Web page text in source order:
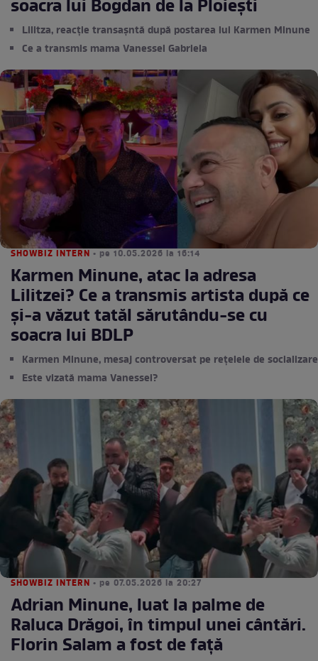
soacra lui Bogdan de la Ploiești
Lilitza, reacție transașntă după postarea lui Karmen Minune
Ce a transmis mama Vanessei Gabriela
SHOWBIZ INTERN • pe 10.05.2026 la 16:14
Karmen Minune, atac la adresa
Lilitzei? Ce a transmis artista după ce
și-a văzut tatăl sărutându-se cu
soacra lui BDLP
Karmen Minune, mesaj controversat pe rețelele de socializare
Este vizată mama Vanessei?
SHOWBIZ INTERN • pe 07.05.2026 la 20:27
Adrian Minune, luat la palme de
Raluca Drăgoi, în timpul unei cântări.
Florin Salam a fost de față